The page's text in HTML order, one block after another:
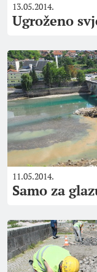
13.05.2014.
Ugroženo
11.05.2014.
Samo za